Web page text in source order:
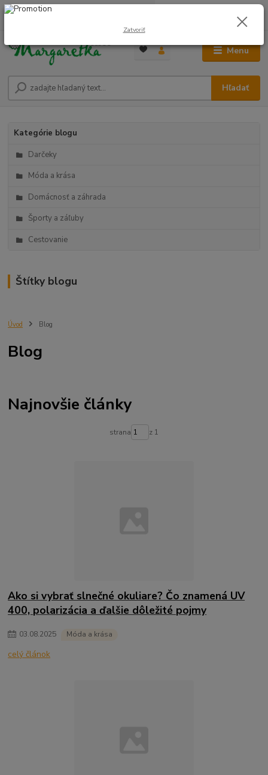
Menu
Hľadať
0948 236 042
0,00 €
Kategórie blogu
Darčeky
Móda a krása
Domácnosť a záhrada
Športy a záľuby
Cestovanie
Štítky blogu
Úvod Blog
Blog
Najnovšie články
strana z 1
Ako si vybrať slnečné okuliare? Čo znamená UV
400, polarizácia a ďalšie dôležité pojmy
03.08.2025 Móda a krása
celý článok
Zatvoriť